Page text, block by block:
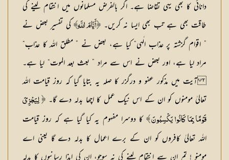
دانائی کا بھی یہی تقاضا ہے۔ اگر بالفرض مسلمانوں میں انتقام لینے کی
طاقت بھی ہے تب بھی ایسا نہ کریں۔ ﴿ أَيَّامَ اللَّهِ﴾ کی تفسیر بعض نے
” اقوام گزشتہ پر عذاب الٰہی“ کیا ہے، بعض نے ” مطلق اللہ کا عذاب“
مراد لیا ہے، اور بعض نے اس سے مراد ” بعث بعد الموت“ لیا ہے۔
آیت میں مذکور عفو و درگزر کا صلہ یہ بتایا گیا کہ روز قیامت اللہ
تعالیٰ مومنوں کو ان کے اس نیک عمل کا اچھا بدلہ دے گا۔ ﴿ لِيَجْزِيَ
قَوْمًا بِمَا كَانُوا يَكْسِبُونَ ﴾کا دوسرا مفہوم یہ کیا گیا ہے کہ روز قیامت
اللہ تعالیٰ کافروں کو ان کے برے اعمال کا بدلہ دے گا یعنی اے
مومنو ! تم ان سے انتقام لینے کی نہ سوچو، ان کی ایذا رسانیوں کا بدلہ